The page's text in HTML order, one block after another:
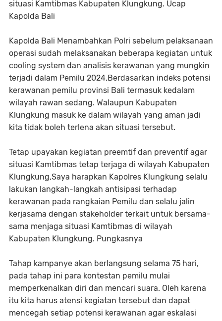
situasi Kamtibmas Kabupaten Klungkung. Ucap
Kapolda Bali
Kapolda Bali Menambahkan Polri sebelum pelaksanaan
operasi sudah melaksanakan beberapa kegiatan untuk
cooling system dan analisis kerawanan yang mungkin
terjadi dalam Pemilu 2024,Berdasarkan indeks potensi
kerawanan pemilu provinsi Bali termasuk kedalam
wilayah rawan sedang. Walaupun Kabupaten
Klungkung masuk ke dalam wilayah yang aman jadi
kita tidak boleh terlena akan situasi tersebut.
Tetap upayakan kegiatan preemtif dan preventif agar
situasi Kamtibmas tetap terjaga di wilayah Kabupaten
Klungkung,Saya harapkan Kapolres Klungkung selalu
lakukan langkah-langkah antisipasi terhadap
kerawanan pada rangkaian Pemilu dan selalu jalin
kerjasama dengan stakeholder terkait untuk bersama-
sama menjaga situasi Kamtibmas di wilayah
Kabupaten Klungkung. Pungkasnya
Tahap kampanye akan berlangsung selama 75 hari,
pada tahap ini para kontestan pemilu mulai
memperkenalkan diri dan mencari suara. Oleh karena
itu kita harus atensi kegiatan tersebut dan dapat
mencegah setiap potensi kerawanan agar eskalasi